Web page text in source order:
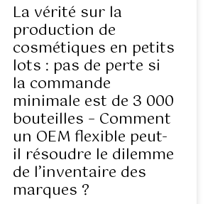
La vérité sur la
production de
cosmétiques en petits
lots : pas de perte si
la commande
minimale est de 3 000
bouteilles – Comment
un OEM flexible peut-
il résoudre le dilemme
de l’inventaire des
marques ?